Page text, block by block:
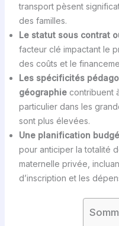
transport pèsent
des familles.
Le statut sous contrat
facteur clé impactant le
des coûts et le
Les spécificités
géographiecontribuent
particulier dans les
sont plus élevées.
Une planification
pour anticiper la totalité
maternelle privée,
d’inscription et les